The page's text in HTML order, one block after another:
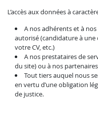
L’accès aux données à
A nos adhérents et à
autorisé (candidature à une
votre CV, etc.)
A nos prestataires de
du site) ou à nos partenaires,
Tout tiers auquel nous
en vertu d’une obligation
de justice.